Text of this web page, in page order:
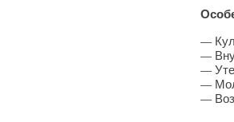
—
—
—
—
—